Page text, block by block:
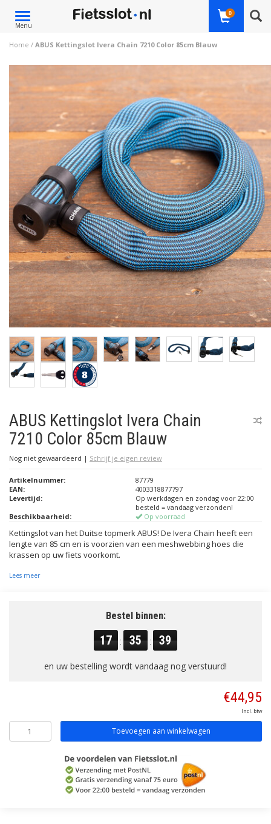
Toggle
navigation
Menu
0
Home / ABUS Kettingslot Ivera Chain 7210 Color 85cm Blauw
ABUS Kettingslot Ivera Chain
7210 Color 85cm Blauw
Nog niet gewaardeerd | Schrijf je eigen review
Artikelnummer:
87779
EAN:
4003318877797
Levertijd:
Op werkdagen en zondag voor 22:00
besteld = vandaag verzonden!
Beschikbaarheid:
Op voorraad
Kettingslot van het Duitse topmerk ABUS! De Ivera Chain heeft een
lengte van 85 cm en is voorzien van een meshwebbing hoes die
krassen op uw fiets voorkomt.
Lees meer
Bestel binnen:
17 : 35 : 38
en uw bestelling wordt vandaag nog verstuurd!
€44,95
Incl. btw
Toevoegen aan winkelwagen